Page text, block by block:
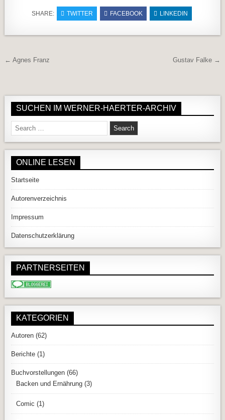
SHARE: TWITTER FACEBOOK LINKEDIN
Beitragsnavigation Gustav Falke →
← Agnes Franz
SUCHEN IM WERNER-HAERTER-ARCHIV
Search for:
ONLINE LESEN
Startseite
Autorenverzeichnis
Impressum
Datenschutzerklärung
PARTNERSEITEN
KATEGORIEN
Autoren (62)
Berichte (1)
Buchvorstellungen (66)
Backen und Ernährung (3)
Comic (1)